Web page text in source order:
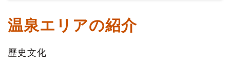
温泉エリアの紹介
歷史文化